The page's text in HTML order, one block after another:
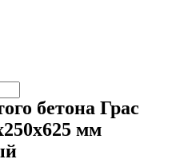
бетона Грас
мм